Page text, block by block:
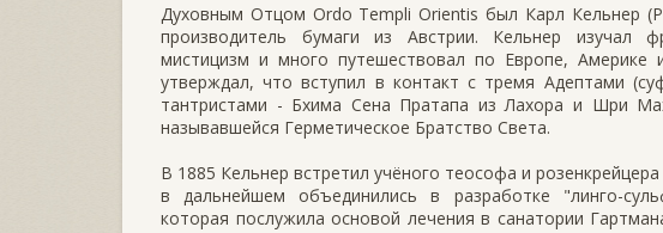
Духовным Отцом Ordo Templi Orientis был Карл Кельнер
производитель бумаги из Австрии. Кельнер изучал
мистицизм и много путешествовал по Европе,
утверждал, что вступил в контакт с тремя Адептами
тантристами - Бхима Сена Пратапа из Лахора и Шри
называвшейся Герметическое Братство Света.
В 1885 Кельнер встретил учёного теософа и
в дальнейшем объединились в разработке "линго-
которая послужила основой лечения в санатории